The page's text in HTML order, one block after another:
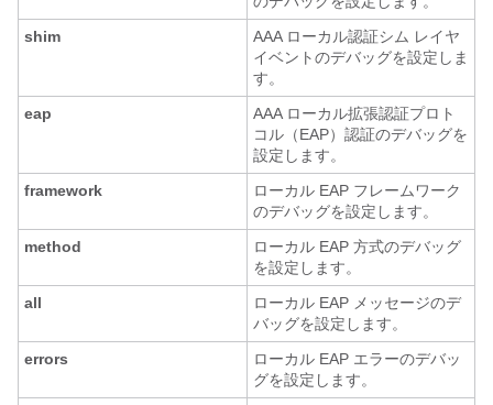
shim
AAA ローカル認証シム レイヤ
イベントのデバッグを設定しま
す。
eap
AAA ローカル拡張認証プロト
コル（EAP）認証のデバッグを
設定します。
framework
ローカル EAP フレームワーク
のデバッグを設定します。
method
ローカル EAP 方式のデバッグ
を設定します。
all
ローカル EAP メッセージのデ
バッグを設定します。
errors
ローカル EAP エラーのデバッ
グを設定します。